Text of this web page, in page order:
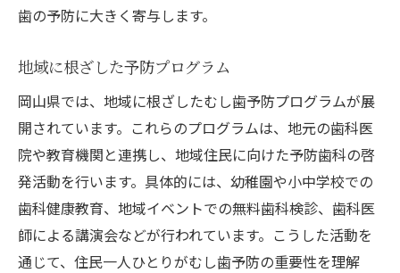
歯の予防に大きく寄与します。
地域に根ざした予防プログラム
岡山県では、地域に根ざしたむし歯予防プログラムが展
開されています。これらのプログラムは、地元の歯科医
院や教育機関と連携し、地域住民に向けた予防歯科の啓
発活動を行います。具体的には、幼稚園や小中学校での
歯科健康教育、地域イベントでの無料歯科検診、歯科医
師による講演会などが行われています。こうした活動を
通じて、住民一人ひとりがむし歯予防の重要性を理解